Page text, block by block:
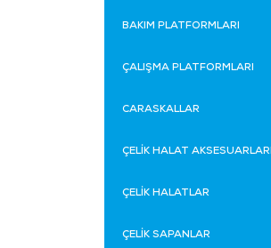
BAKIM PLATFORMLARI
ÇALIŞMA PLATFORMLARI
CARASKALLAR
ÇELİK HALAT AKSESUARLARI
ÇELİK HALATLAR
ÇELİK SAPANLAR